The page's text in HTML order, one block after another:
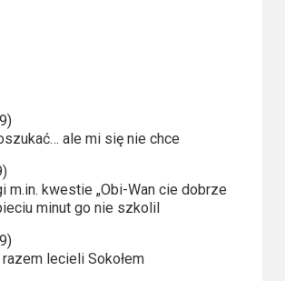
ale mi się nie chce
m.in. kwestie „Obi-Wan cie dobrze
minut go nie szkolil
lecieli Sokołem